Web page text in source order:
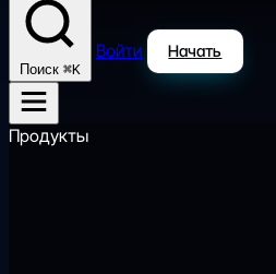
Поиск ⌘K
Войти Начать
Продукты